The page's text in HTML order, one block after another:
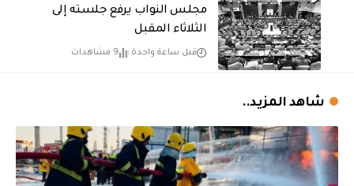
مجلس النواب يرفع جلسته إلى
الثلاثاء المقبل
قبل ساعة واحدة 9 مشاهدات
شاهد المزيد..